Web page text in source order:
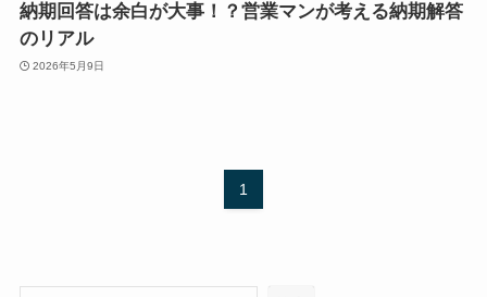
納期回答は余白が大事！？営業マンが考える納期解答
のリアル
2026年5月9日
1